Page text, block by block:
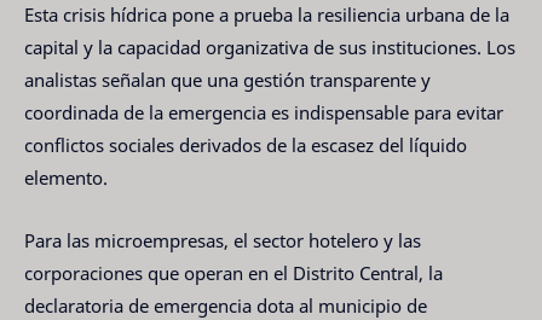
Esta crisis hídrica pone a prueba la resiliencia urbana de la
capital y la capacidad organizativa de sus instituciones. Los
analistas señalan que una gestión transparente y
coordinada de la emergencia es indispensable para evitar
conflictos sociales derivados de la escasez del líquido
elemento.
Para las microempresas, el sector hotelero y las
corporaciones que operan en el Distrito Central, la
declaratoria de emergencia dota al municipio de